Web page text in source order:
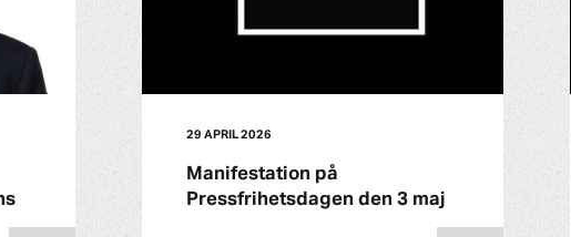
29 APRIL 2026
Manifestation på
Pressfrihetsdagen den 3 maj